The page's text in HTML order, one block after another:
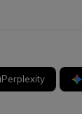
Perplexity